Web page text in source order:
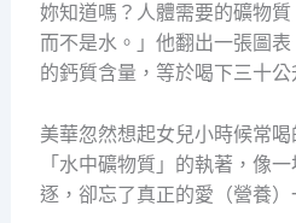
妳知道嗎？人體需要的礦物質
而不是水。」他翻出一張圖
的鈣質含量，等於喝下三十公
美華忽然想起女兒小時候常
「水中礦物質」的執著，像
逐，卻忘了真正的愛（營養）